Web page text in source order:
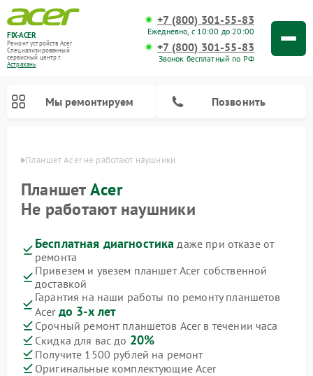
FIX-ACER
Ремонт устройств Acer
Специализированный
cервисный центр г.
Астрахань
+7 (800) 301-55-83
Ежедневно, с 10:00 до 20:00
+7 (800) 301-55-83
Звонок бесплатный по РФ
Мы ремонтируем Позвонить
Планшет Acer не работают наушники
ПланшетAcer
Не работают наушники
Бесплатная диагностика даже при отказе от
ремонта
Привезем и увезем планшет Acer собственной
доставкой
Гарантия на наши работы по ремонту планшетов
Acer до 3-х лет
Срочный ремонт планшетов Acer в течении часа
Скидка для вас до 20%
Получите 1500 рублей на ремонт
Оригинальные комплектующие Acer